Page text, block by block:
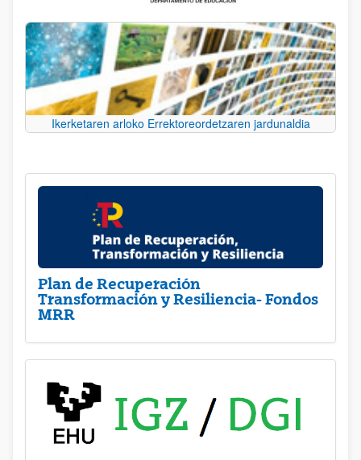
Ikerketaren arloko Errektoreordetzaren jardunaldia
Plan de Recuperación
Transformación y Resiliencia- Fondos
MRR